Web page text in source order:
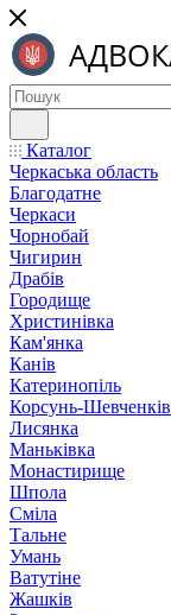
Каталог
Черкаська область
Благодатне
Черкаси
Чорнобай
Чигирин
Драбів
Городище
Христинівка
Кам'янка
Канів
Катеринопіль
Корсунь-
Лисянка
Маньківка
Монастирище
Шпола
Сміла
Тальне
Умань
Ватутіне
Жашків